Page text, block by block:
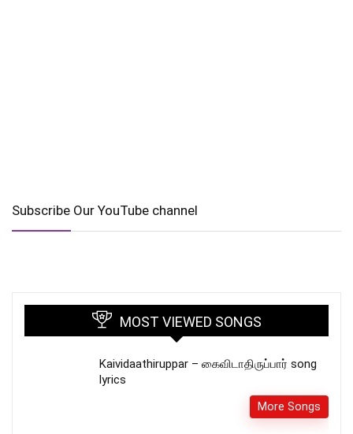
Subscribe Our YouTube channel
MOST VIEWED SONGS
Kaividaathiruppar – கைவிடாதிருப்பார் song
lyrics
More Songs